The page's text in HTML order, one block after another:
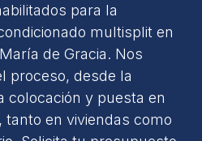
para la
multisplit en
de Gracia. Nos
proceso, desde la
colocación y puesta en
en viviendas como